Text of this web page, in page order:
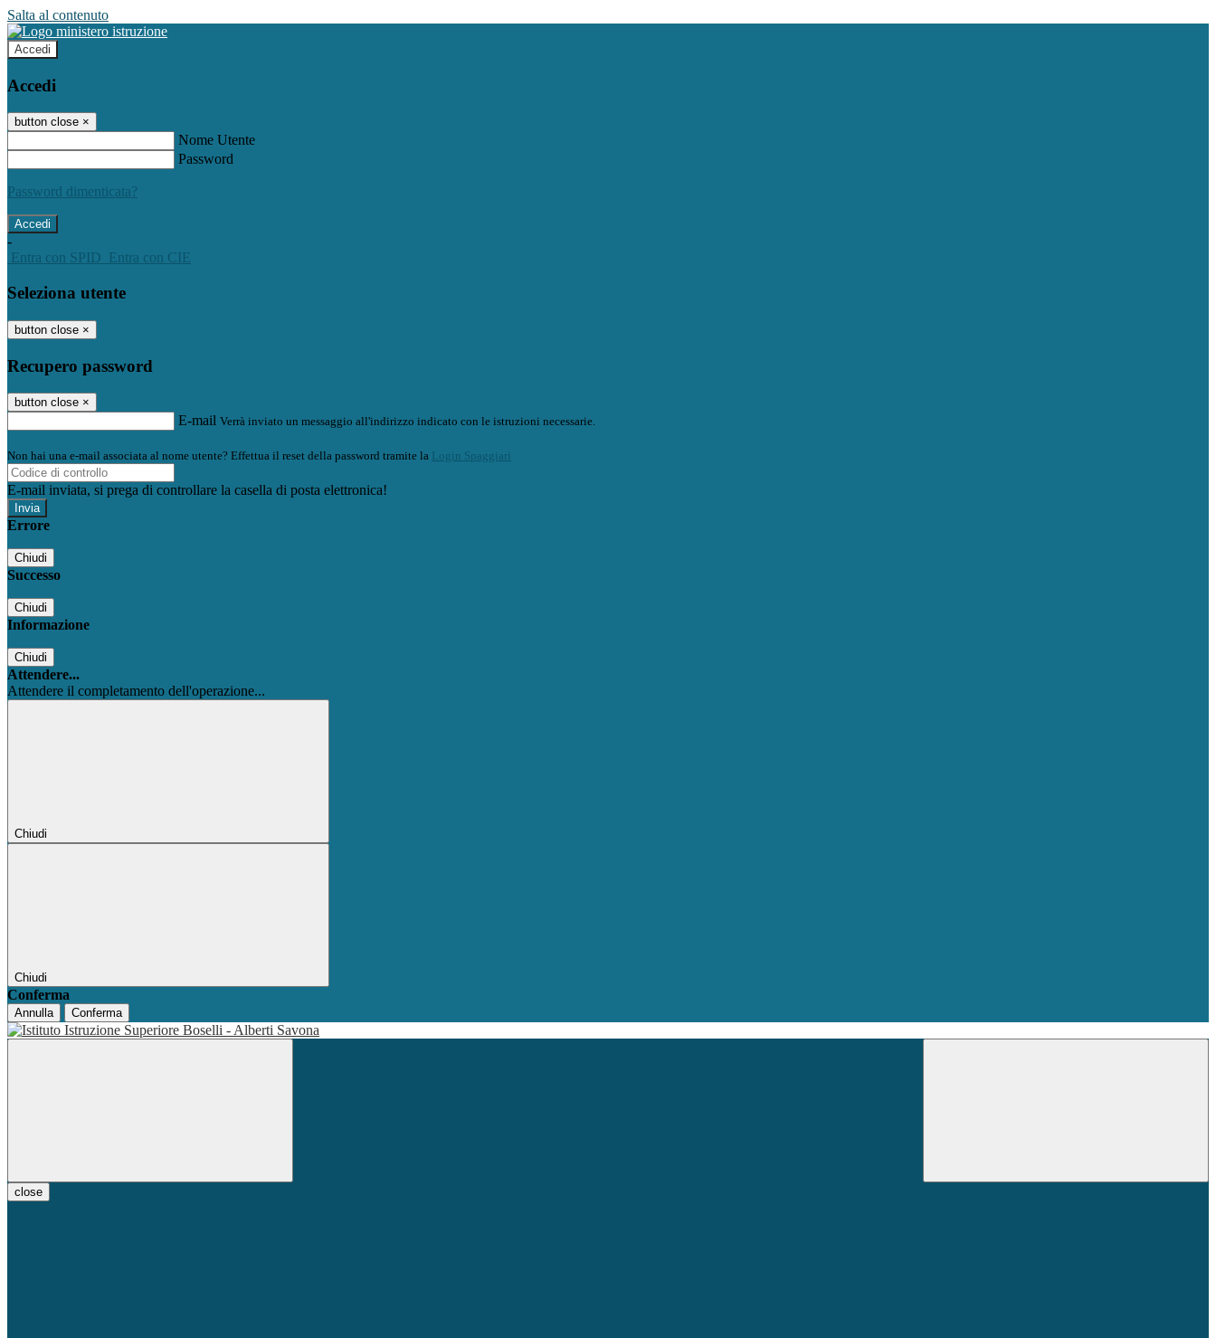
Salta al contenuto
Accedi
Accedi
button close ×
Nome Utente
Password
Password dimenticata?
-
Entra con SPID
Entra con CIE
Seleziona utente
button close ×
Recupero password
button close ×
E-mail Verrà inviato un messaggio all'indirizzo indicato con le istruzioni necessarie.
Non hai una e-mail associata al nome utente? Effettua il reset della password tramite la Login Spaggiari
E-mail inviata, si prega di controllare la casella di posta elettronica!
Errore
Chiudi
Successo
Chiudi
Informazione
Chiudi
Attendere...
Attendere il completamento dell'operazione...
Chiudi
Chiudi
Conferma
Annulla Conferma
close